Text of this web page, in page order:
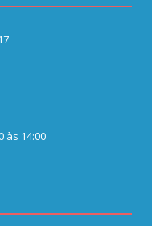
às 14:00